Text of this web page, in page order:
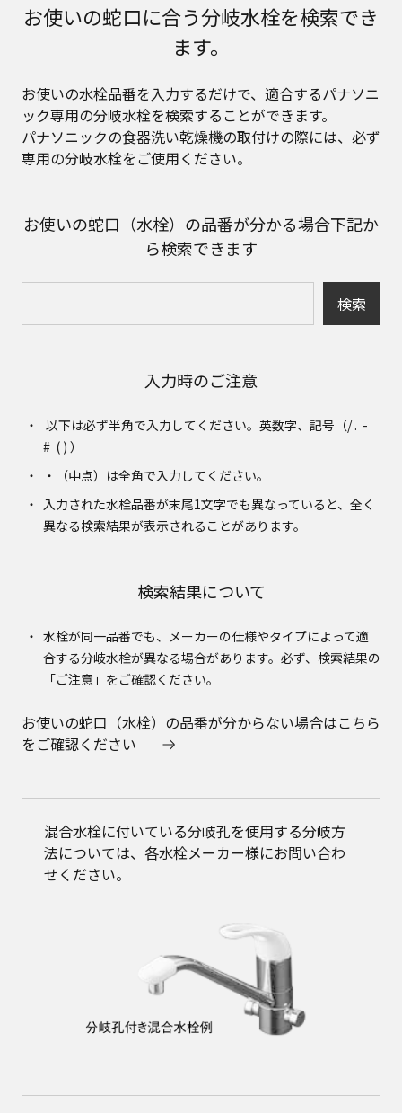
お使いの蛇口に合う分岐水栓を検索でき
ます。
お使いの水栓品番を入力するだけで、適合するパナソニ
ック専用の分岐水栓を検索することができます。
パナソニックの食器洗い乾燥機の取付けの際には、必ず
専用の分岐水栓をご使用ください。
お使いの蛇口（水栓）の品番が分かる場合下記か
ら検索できます
検索
入力時のご注意
以下は必ず半角で入力してください。英数字、記号（/ . -
# ( ) ）
・（中点）は全角で入力してください。
入力された水栓品番が末尾1文字でも異なっていると、全く
異なる検索結果が表示されることがあります。
検索結果について
水栓が同一品番でも、メーカーの仕様やタイプによって適
合する分岐水栓が異なる場合があります。必ず、検索結果の
「ご注意」をご確認ください。
お使いの蛇口（水栓）の品番が分からない場合はこちら
をご確認ください
混合水栓に付いている分岐孔を使用する分岐方
法については、各水栓メーカー様にお問い合わ
せください。